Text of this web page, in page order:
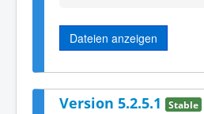
Dateien anzeigen
Version 5.2.5.1 Stable